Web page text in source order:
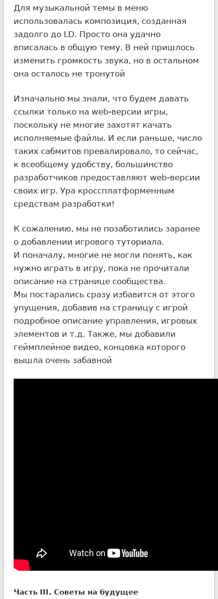
Для музыкальной темы в меню
использовалась композиция, созданная
задолго до LD. Просто она удачно
вписалась в общую тему. В ней пришлось
изменить громкость звука, но в остальном
она осталось не тронутой
Изначально мы знали, что будем давать
ссылки только на web-версии игры,
поскольку не многие захотят качать
исполняемые файлы. И если раньше, число
таких сабмитов превалировало, то сейчас,
к всеобщему удобству, большинство
разработчиков предоставляют web-версии
своих игр. Ура кроссплатформенным
средствам разработки!
К сожалению, мы не позаботились заранее
о добавлении игрового туториала.
И поначалу, многие не могли понять, как
нужно играть в игру, пока не прочитали
описание на странице сообщества.
Мы постарались сразу избавится от этого
упущения, добавив на страницу с игрой
подробное описание управления, игровых
элементов и т.д. Также, мы добавили
геймплейное видео, концовка которого
вышла очень забавной
Часть III. Советы на будущее